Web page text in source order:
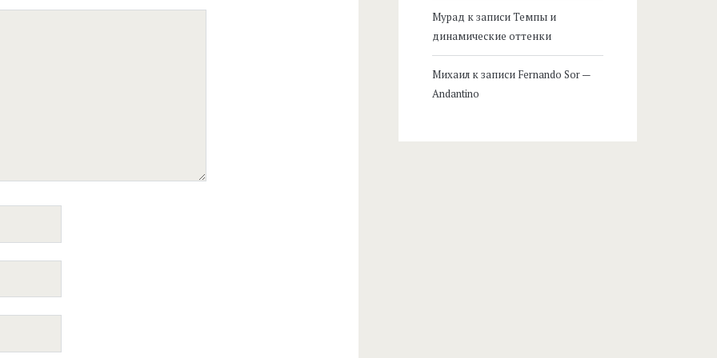
Мурад к записиТемпы и
динамические оттенки
Михаил к записи Fernando Sor —
Andantino